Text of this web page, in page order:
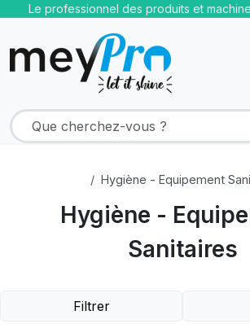
Le professionnel des produits et
Hygiène - Equipement
Hygiène -
Sanitaires
Filtrer